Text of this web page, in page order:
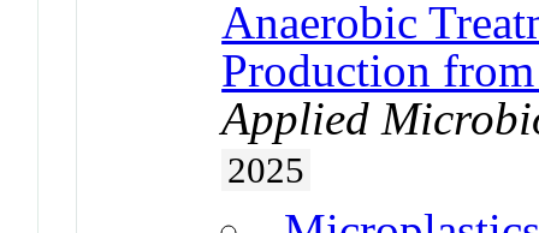
Anaerobic
Production
Applied
2025